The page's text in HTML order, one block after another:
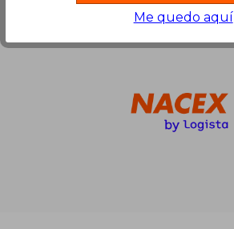
Me quedo aquí